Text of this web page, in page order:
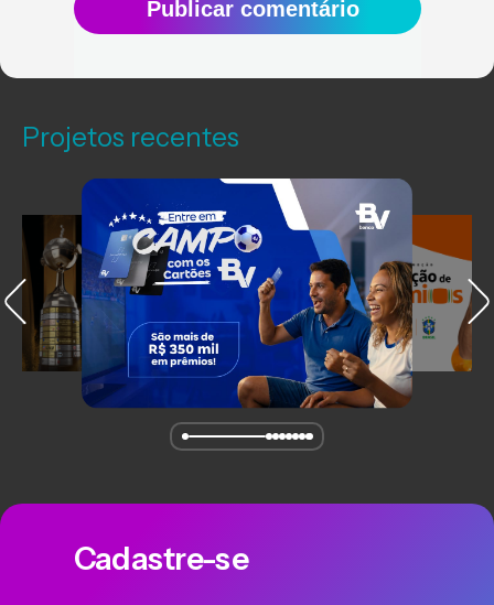
Publicar comentário
Cadastre-se
Projetos recentes